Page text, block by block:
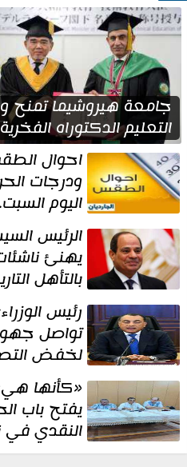
جامعة هيروشيما تمنح
التعليم الدكتوراه الفخرية
تقديرا لما حققهاحوال
ودرجات
اليوم
العظمى في
القاهره 36 درجة الرئيس
يهنئ
بالتأهل
إلى نصف
كأس العالم رئيس
تواصل
لخفض
والحفاظ على
الاستقرار الإقليمي«كأنها
يفتح باب
النقدي في
أدب مصر